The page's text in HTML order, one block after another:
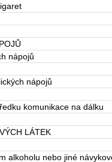
nápojů
nápojů
komunikace na dálku
LÁTEK
alkoholu nebo jiné